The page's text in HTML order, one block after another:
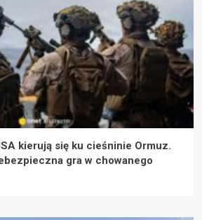
kierują się ku cieśninie Ormuz.
gra w chowanego